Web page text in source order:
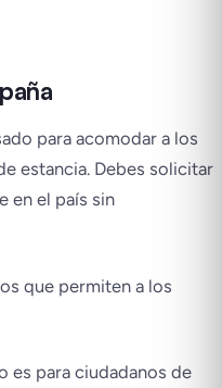
para acomodar a los
estancia. Debes solicitar
en el país sin
que permiten a los
es para ciudadanos de